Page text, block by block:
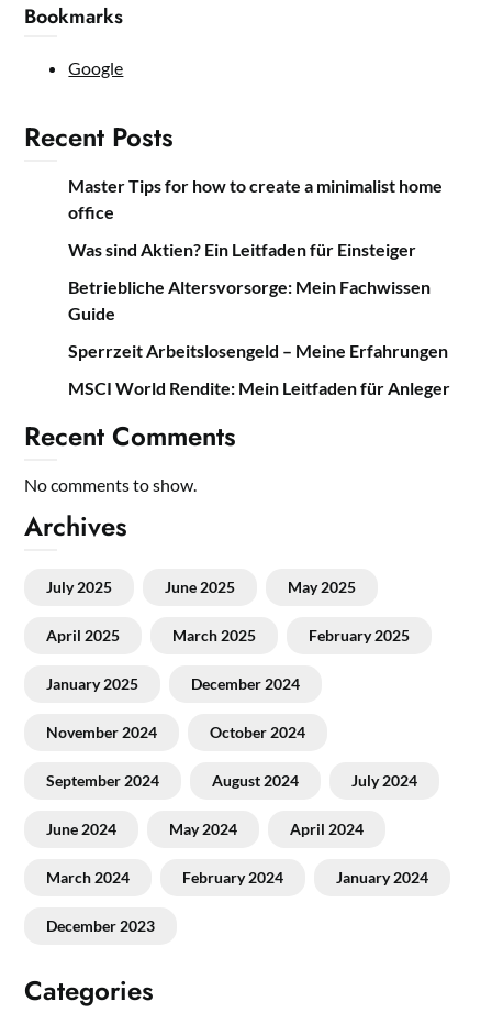
Bookmarks
Google
Recent Posts
Master Tips for how to create a minimalist home
office
Was sind Aktien? Ein Leitfaden für Einsteiger
Betriebliche Altersvorsorge: Mein Fachwissen
Guide
Sperrzeit Arbeitslosengeld – Meine Erfahrungen
MSCI World Rendite: Mein Leitfaden für Anleger
Recent Comments
No comments to show.
Archives
July 2025 June 2025 May 2025
April 2025 March 2025 February 2025
January 2025 December 2024
November 2024 October 2024
September 2024 August 2024 July 2024
June 2024 May 2024 April 2024
March 2024 February 2024 January 2024
December 2023
Categories